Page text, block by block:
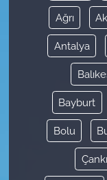
Ağrı
Antalya
Bayburt
Bolu